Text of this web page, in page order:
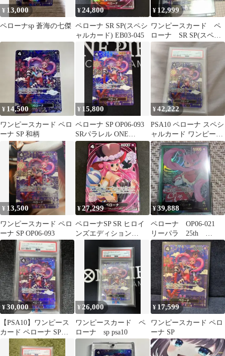
¥ 13,000
ペローナsp 蒼海の七傑
¥24,800
ペローナ SR SP(スペシ
ャルカード) EB03-045
¥ 12,999
ワンピースカード ペ
ローナ SR SP(スペシ
ャルカード) OP06-093
¥ 14,500
ワンピースカード ペロ
ーナ SP 和柄
¥ 15,800
ペローナ SP OP06-093
SRパラレル ONE
PIECEカードゲーム
¥42,222
PSA10 ペローナ スペシ
ャルカード ワンピース
カードゲーム
¥ 13,500
ワンピースカード ペロ
ーナ SP OP06-093
¥27,299
ペローナSP SR ヒロイ
ンズエディション
¥39,888
ペローナ OP06-021
リーパラ 25th
Anniversary 金文字
¥30,000
【PSA10】ワンピース
カード ペローナ SP
OP06-093 SR
¥ 26,000
ワンピースカード ペ
ローナ sp psa10
¥ 17,599
ワンピースカード ペロ
ーナ SP